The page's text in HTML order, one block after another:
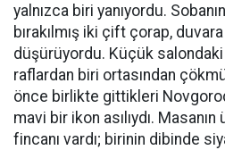
yalnızca biri yanıyordu.
bırakılmış iki çift çorap,
düşürüyordu. Küçük
raflardan biri ortasından
önce birlikte gittikleri
mavi bir ikon asılıydı.
fincanı vardı; birinin dibinde